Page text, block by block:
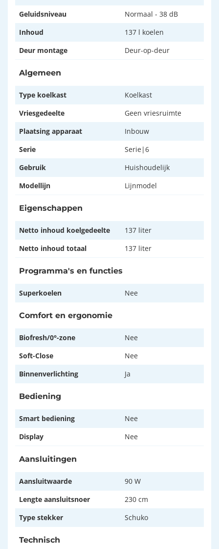
Geluidsniveau
Normaal - 38 dB
Inhoud
137 l koelen
Deur montage
Deur-op-deur
Algemeen
Type koelkast
Koelkast
Vriesgedeelte
Geen vriesruimte
Plaatsing apparaat
Inbouw
Serie
Serie|6
Gebruik
Huishoudelijk
Modellijn
Lijnmodel
Eigenschappen
Netto inhoud koelgedeelte
137 liter
Netto inhoud totaal
137 liter
Programma's en functies
Superkoelen Nee
Comfort en ergonomie
Biofresh/0°-zone
Nee
Soft-Close
Nee
Binnenverlichting
Ja
Bediening
Smart bediening
Nee
Display
Nee
Aansluitingen
Aansluitwaarde
90 W
Lengte aansluitsnoer
230 cm
Type stekker
Schuko
Technisch